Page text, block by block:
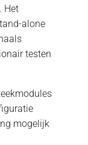
Het
alone
testen
mogelijk